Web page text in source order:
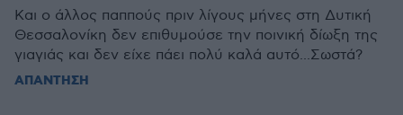
Και ο άλλος παππούς πριν λίγους μήνες στη Δυτική
Θεσσαλονίκη δεν επιθυμούσε την ποινική δίωξη της
γιαγιάς και δεν είχε πάει πολύ καλά αυτό...Σωστά?
ΑΠΑΝΤΗΣΗ